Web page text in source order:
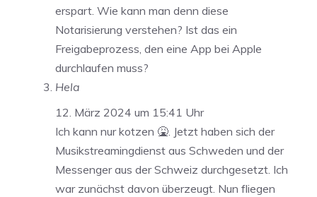
erspart. Wie kann man denn diese
Notarisierung verstehen? Ist das ein
Freigabeprozess, den eine App bei Apple
durchlaufen muss?
Hela
12. März 2024 um 15:41 Uhr
Ich kann nur kotzen 🤮. Jetzt haben sich der
Musikstreamingdienst aus Schweden und der
Messenger aus der Schweiz durchgesetzt. Ich
war zunächst davon überzeugt. Nun fliegen